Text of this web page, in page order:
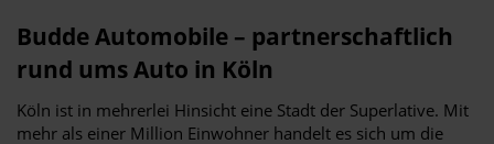
Budde Automobile – partnerschaftlich
rund ums Auto in Köln
Köln ist in mehrerlei Hinsicht eine Stadt der Superlative. Mit
mehr als einer Million Einwohner handelt es sich um die